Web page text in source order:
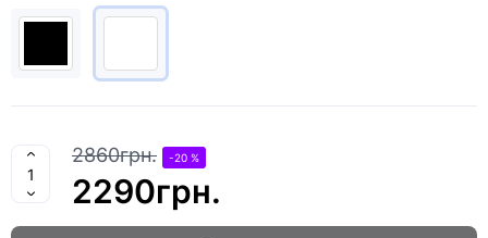
2860грн. -20 %
2290грн.